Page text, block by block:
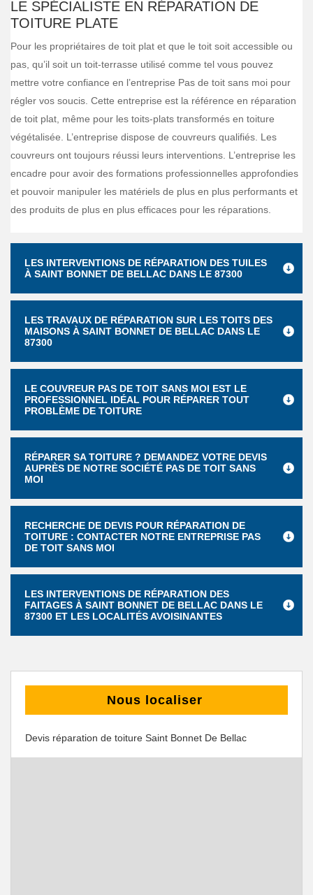
LE SPÉCIALISTE EN RÉPARATION DE
TOITURE PLATE
Pour les propriétaires de toit plat et que le toit soit accessible ou
pas, qu’il soit un toit-terrasse utilisé comme tel vous pouvez
mettre votre confiance en l’entreprise Pas de toit sans moi pour
régler vos soucis. Cette entreprise est la référence en réparation
de toit plat, même pour les toits-plats transformés en toiture
végétalisée. L’entreprise dispose de couvreurs qualifiés. Les
couvreurs ont toujours réussi leurs interventions. L’entreprise les
encadre pour avoir des formations professionnelles approfondies
et pouvoir manipuler les matériels de plus en plus performants et
des produits de plus en plus efficaces pour les réparations.
LES INTERVENTIONS DE RÉPARATION DES TUILES
À SAINT BONNET DE BELLAC DANS LE 87300
LES TRAVAUX DE RÉPARATION SUR LES TOITS DES
MAISONS À SAINT BONNET DE BELLAC DANS LE
87300
LE COUVREUR PAS DE TOIT SANS MOI EST LE
PROFESSIONNEL IDÉAL POUR RÉPARER TOUT
PROBLÈME DE TOITURE
RÉPARER SA TOITURE ? DEMANDEZ VOTRE DEVIS
AUPRÈS DE NOTRE SOCIÉTÉ PAS DE TOIT SANS
MOI
RECHERCHE DE DEVIS POUR RÉPARATION DE
TOITURE : CONTACTER NOTRE ENTREPRISE PAS
DE TOIT SANS MOI
LES INTERVENTIONS DE RÉPARATION DES
FAITAGES À SAINT BONNET DE BELLAC DANS LE
87300 ET LES LOCALITÉS AVOISINANTES
Nous localiser
Devis réparation de toiture Saint Bonnet De Bellac